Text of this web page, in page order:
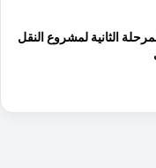
الثانية لمشروع النقل